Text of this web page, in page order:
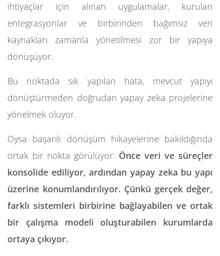
ihtiyaçlar için alınan uygulamalar, kurulan
entegrasyonlar ve birbirinden bağımsız veri
kaynakları zamanla yönetilmesi zor bir yapıya
dönüşüyor.
Bu noktada sık yapılan hata, mevcut yapıyı
dönüştürmeden doğrudan yapay zeka projelerine
yönelmek oluyor.
Oysa başarılı dönüşüm hikayelerine bakıldığında
ortak bir nokta görülüyor: Önce veri ve süreçler
konsolide ediliyor, ardından yapay zeka bu yapı
üzerine konumlandırılıyor. Çünkü gerçek değer,
farklı sistemleri birbirine bağlayabilen ve ortak
bir çalışma modeli oluşturabilen kurumlarda
ortaya çıkıyor.